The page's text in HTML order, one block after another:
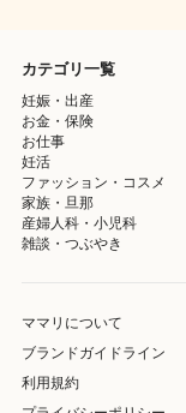
カテゴリ一覧
妊娠・出産
お金・保険
お仕事
妊活
ファッション・コスメ
家族・旦那
産婦人科・小児科
雑談・つぶやき
ママリについて
ブランドガイドライン
利用規約